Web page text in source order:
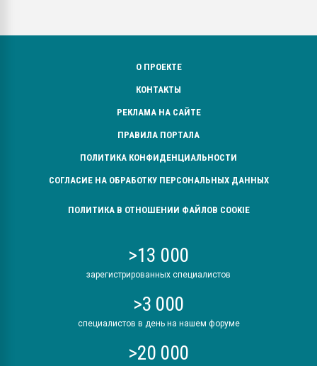
О ПРОЕКТЕ
КОНТАКТЫ
РЕКЛАМА НА САЙТЕ
ПРАВИЛА ПОРТАЛА
ПОЛИТИКА КОНФИДЕНЦИАЛЬНОСТИ
СОГЛАСИЕ НА ОБРАБОТКУ ПЕРСОНАЛЬНЫХ ДАННЫХ
ПОЛИТИКА В ОТНОШЕНИИ ФАЙЛОВ COOKIE
>13 000
зарегистрированных специалистов
>3 000
специалистов в день на нашем форуме
>20 000